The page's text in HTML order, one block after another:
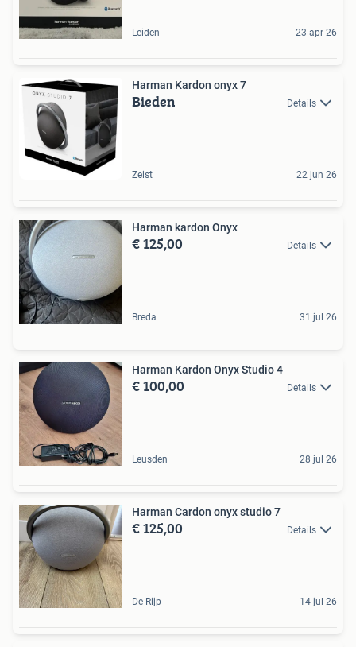
Leiden 23 apr 26
Harman Kardon onyx 7
Bieden Details
Zeist 22 jun 26
Harman kardon Onyx
€ 125,00 Details
Breda 31 jul 26
Harman Kardon Onyx Studio 4
€ 100,00 Details
Leusden 28 jul 26
Harman Cardon onyx studio 7
€ 125,00 Details
De Rijp 14 jul 26